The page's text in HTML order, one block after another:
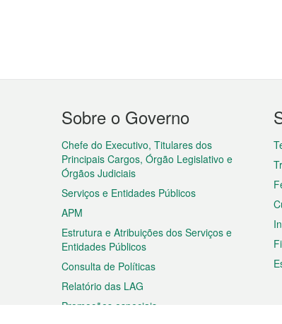
Menu
do
rodapé
Sobre o Governo
Chefe do Executivo, Titulares dos
Principais Cargos, Órgão Legislativo e
Órgãos Judiciais
Serviços e Entidades Públicos
APM
Estrutura e Atribuições dos Serviços e
Entidades Públicos
Consulta de Políticas
Relatório das LAG
Promoções especiais